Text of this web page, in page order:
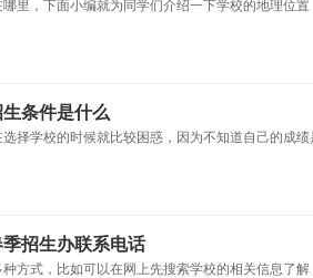
里，下面小编就为同学们介绍一下学校的地理位
条件是什么
择学校的时候就比较困惑，因为不知道自己的成
招生办联系电话
方式，比如可以在网上先搜索学校的相关信息了